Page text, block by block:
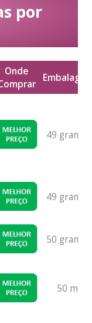
por
Onde
49 gramas
49 gramas
50 gramas
50 ml